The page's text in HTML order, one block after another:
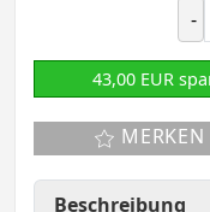
-
43,00 EUR
MERKEN
Beschreibung